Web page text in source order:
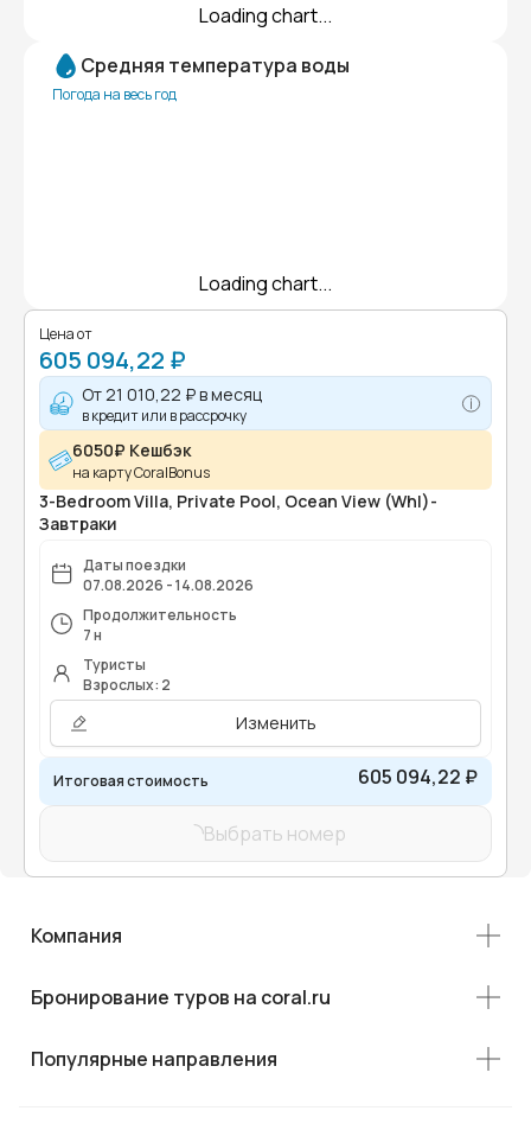
Loading chart...
Средняя температура воды
Погода на весь год
Loading chart...
Цена от
605 094,22 ₽
От21 010,22 ₽в месяц
в кредит или в рассрочку
6050₽ Кешбэк
на карту CoralBonus
3-Bedroom Villa, Private Pool, Ocean View (Whl)-
Завтраки
Даты поездки
07.08.2026 - 14.08.2026
Продолжительность
7 н
Туристы
Взрослых: 2
Изменить
Итоговая стоимость 605 094,22 ₽
Выбрать номер
Компания
Бронирование туров на coral.ru
Популярные направления